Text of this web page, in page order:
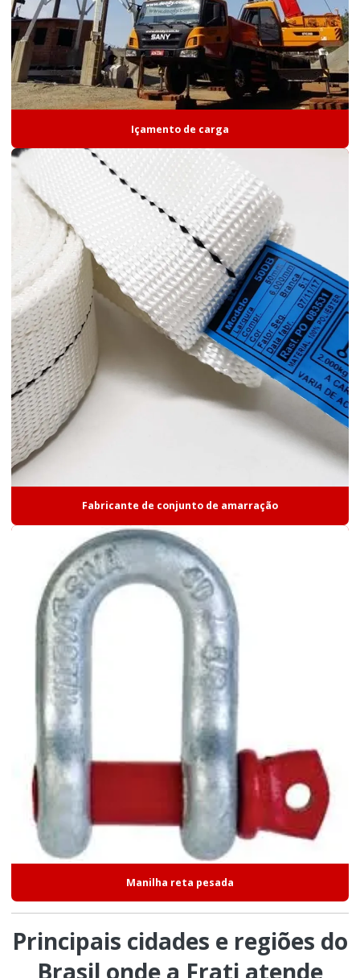
Içamento de carga
Fabricante de conjunto de amarração
Manilha reta pesada
Principais cidades e regiões do